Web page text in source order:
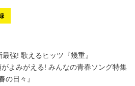
最強! 歌えるヒッツ 『幾重』
がよみがえる! みんなの青春ソング特集
の日々』